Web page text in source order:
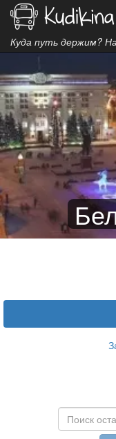
Куда путь держим?